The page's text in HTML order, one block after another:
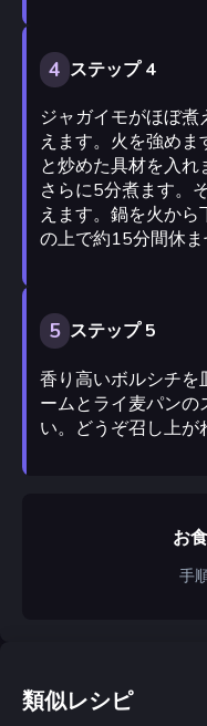
4 ステップ 4
ジャガイモがほぼ
えます。火を強め
と炒めた具材を入
さらに5分煮ます。
えます。鍋を火か
の上で約15分間休ま
5 ステップ 5
香り高いボルシチを
ームとライ麦パン
い。どうぞ召し上が
お
手
類似レシピ